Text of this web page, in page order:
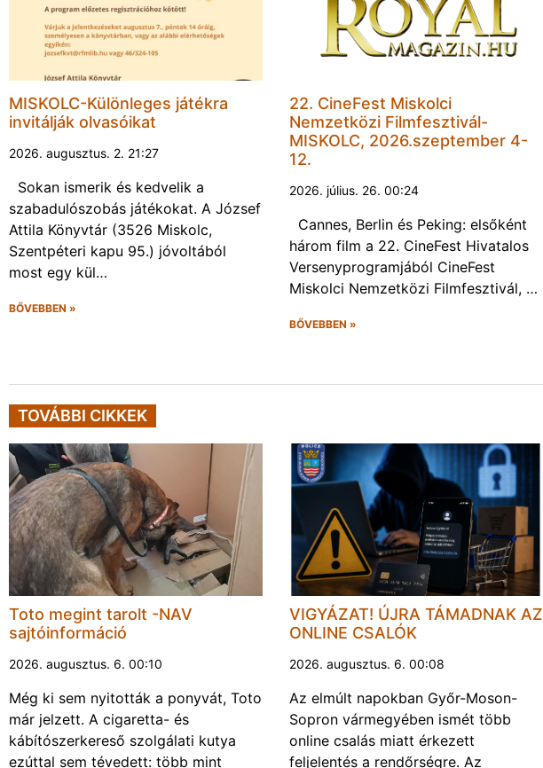
MISKOLC-Különleges játékra
invitálják olvasóikat
2026. augusztus. 2. 21:27
Sokan ismerik és kedvelik a
szabadulószobás játékokat. A József
Attila Könyvtár (3526 Miskolc,
Szentpéteri kapu 95.) jóvoltából
most egy kül…
BŐVEBBEN »
22. CineFest Miskolci
Nemzetközi Filmfesztivál-
MISKOLC, 2026.szeptember 4-
12.
2026. július. 26. 00:24
Cannes, Berlin és Peking: elsőként
három film a 22. CineFest Hivatalos
Versenyprogramjából CineFest
Miskolci Nemzetközi Filmfesztivál, …
BŐVEBBEN »
TOVÁBBI CIKKEK
Toto megint tarolt -NAV
sajtóinformáció
2026. augusztus. 6. 00:10
Még ki sem nyitották a ponyvát, Toto
már jelzett. A cigaretta- és
kábítószerkereső szolgálati kutya
ezúttal sem tévedett: több mint
VIGYÁZAT! ÚJRA TÁMADNAK AZ
ONLINE CSALÓK
2026. augusztus. 6. 00:08
Az elmúlt napokban Győr-Moson-
Sopron vármegyében ismét több
online csalás miatt érkezett
feljelentés a rendőrségre. Az